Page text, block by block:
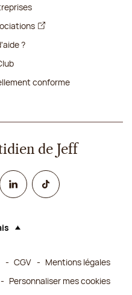
?
conforme
de Jeff
Linked InTikTok
(sélectionner une option
CGV
Mentions légales
Personnaliser mes cookies